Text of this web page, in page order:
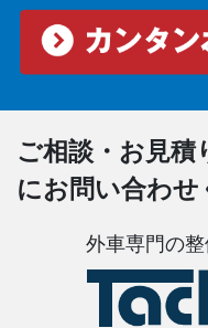
ご相談・お見積
にお問い合わせ
外車専門の